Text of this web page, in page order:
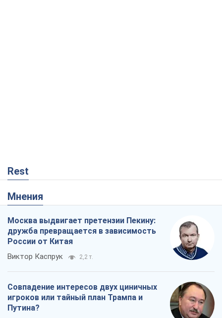
Rest
Мнения
Москва выдвигает претензии Пекину:
дружба превращается в зависимость
России от Китая
Виктор Каспрук 2,2 т.
Совпадение интересов двух циничных
игроков или тайный план Трампа и
Путина?